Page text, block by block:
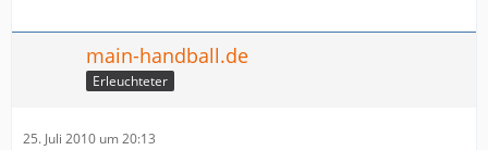
main-handball.de
Erleuchteter
25. Juli 2010 um 20:13